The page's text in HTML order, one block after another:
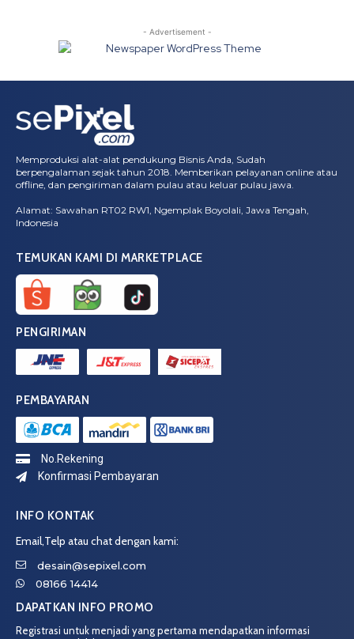
- Advertisement -
Memproduksi alat-alat pendukung Bisnis Anda, Sudah
berpengalaman sejak tahun 2018. Memberikan pelayanan online atau
offline, dan pengiriman dalam pulau atau keluar pulau jawa.
Alamat: Sawahan RT02 RW1, Ngemplak Boyolali, Jawa Tengah,
Indonesia
TEMUKAN KAMI DI MARKETPLACE
PENGIRIMAN
PEMBAYARAN
No.Rekening
Konfirmasi Pembayaran
INFO KONTAK
Email,Telp atau chat dengan kami:
desain@sepixel.com
08166 14414
DAPATKAN INFO PROMO
Registrasi untuk menjadi yang pertama mendapatkan informasi